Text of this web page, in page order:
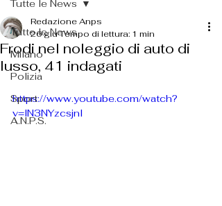
Tutte le News
Milano
Polizia
Sport
A.N.P.S.
Tutte le News
Frodi nel noleggio di auto di
lusso, 41 indagati
Redazione Anps
26 giuTempo di lettura: 1 min
https://www.youtube.com/watch?
v=lN3NYzcsjnI